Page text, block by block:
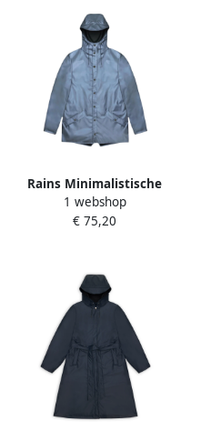
Rains Minimalistische
Unisex Regenjas Blue
Dames
1 webshop
€ 75,20